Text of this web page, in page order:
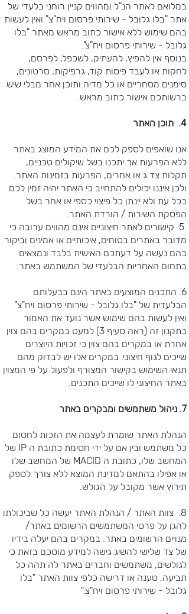
במלואם לאתר הנ"ל ומהווים קניין רוחני בלעדי של
אתר "בלו גלובל - שירותי פרסום ויח"צ" ואין לעשות
בהם שימוש ללא אישור כתוב מראש מאתר "בלו
גלובל - שירותי פרסום ויח"צ".
בנוסף אין להפיץ, להעתיק, לשכפל, לפרסם,
לחקות או לעבד פיסות קוד, גרפיקות, סרטונים,
סימנים מסחריים או כל מדיה ותוכן אחר מבלי שיש
ברשותכם אישור כתוב מראש.
4. תוכן האתר
אנו שואפים לספק לכם את המידע המוצג באתר
ללא הפרעות אך יתכנו בשל שיקולים טכניים,
תקלות צד ג או אחרים, הפרעות בזמינות האתר.
ולכן איננו יכולים להתחייב כי האתר יהיה זמין לכם
בכל עת ולא יינתן כל פיצוי כספי או אחר בשל
הפסקת השירות / הורדת האתר.
.5 קישורים לאתר חיצוניים אינם מהווים ערובה כי
מדובר באתרים בטוחים, איכותיים או אמינים וביקור
בהם נעשה על דעתכם האישית בלבד ונמצאים
בתחום האחריות הבלעדי של המשתמש באתר.
6. התכנים המוצעים באתר הינם בבעלותם
הבלעדית של "בלו גלובל - שירותי פרסום ויח"צ"
ואין לעשות בהם שימוש אשר נועד את האמור
בתקנון זה (ראה סעיף 3) למעט במקרים בהם צוין
אחרת או במקרים בהם צוין כי זכויות היוצרים
שייכים לגוף חיצוני. במקרים אלו יש לבדוק מהם
תנאי השימוש בקישור המצורף ולפעול על פי המצוין
באתר החיצוני לו שייכים התכנים.
7. ניהול משתמשים ומבקרים באתר
הנהלת האתר שומרת לעצמה את הזכות לחסום
כל משתמש ובין אם על ידי חסימת כתובת ה IP של
המחשב שלו, כתובת ה MACID של המחשב שלו
או אפילו בהתאם למדינת המוצא ללא צורך לספק
תירוץ אשר מקובל על הגולש.
8. צוות האתר / הנהלת האתר יעשה כל שביכולתו
להגן על פרטי המשתמשים הרשומים באתר/
מנויים הרשומים באתר. במקרים בהם יעלה בידיו
של צד שלישי להשיג גישה למידע מוסכם בזאת כי
לגולשים, משתמשים וחברים באתר לה תהה כל
תביעה, טענה או דרישה כלפי צוות האתר "בלו
גלובל - שירותי פרסום ויח"צ."